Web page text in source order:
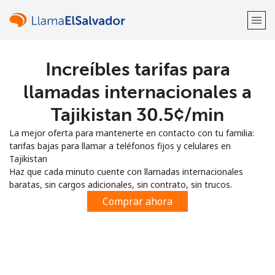
¡Bienvenido!
Regístrate con
o
Increíbles tarifas para
llamadas internacionales a
Tajikistan ⁦30.5¢⁩/min
La mejor oferta para mantenerte en contacto con tu familia:
tarifas bajas para llamar a teléfonos fijos y celulares en
Tajikistan
Haz que cada minuto cuente con llamadas internacionales
baratas, sin cargos adicionales, sin contrato, sin trucos.
Comprar ahora